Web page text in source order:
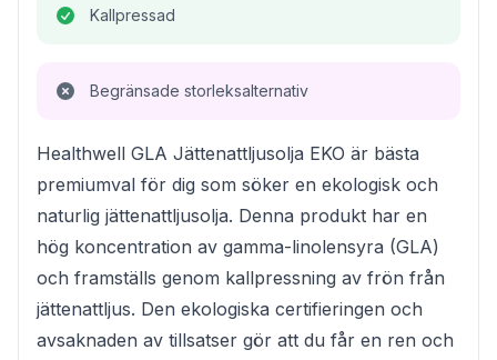
Kallpressad
Begränsade storleksalternativ
Healthwell GLA Jättenattljusolja EKO är bästa
premiumval för dig som söker en ekologisk och
naturlig jättenattljusolja. Denna produkt har en
hög koncentration av gamma-linolensyra (GLA)
och framställs genom kallpressning av frön från
jättenattljus. Den ekologiska certifieringen och
avsaknaden av tillsatser gör att du får en ren och